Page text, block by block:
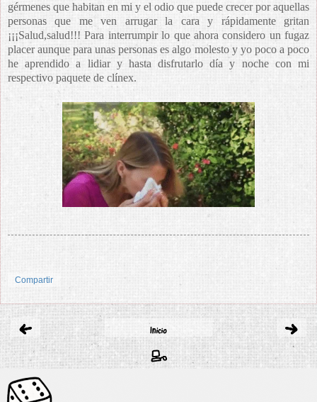
gérmenes que habitan en mi y el odio que puede crecer por aquellas
personas que me ven arrugar la cara y rápidamente gritan
¡¡¡Salud,salud!!! Para interrumpir lo que ahora considero un fugaz
placer aunque para unas personas es algo molesto y yo poco a poco
he aprendido a lidiar y hasta disfrutarlo día y noche con mi
respectivo paquete de clínex.
Compartir